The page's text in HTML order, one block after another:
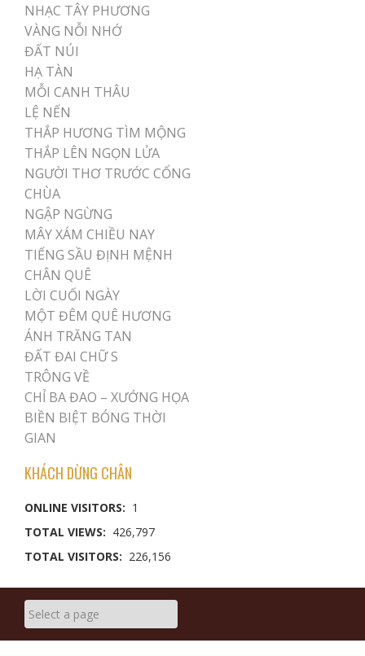
NHẠC TÂY PHƯƠNG
VÀNG NỖI NHỚ
ĐẤT NÚI
HẠ TÀN
MỖI CANH THÂU
LỆ NẾN
THẮP HƯƠNG TÌM MỘNG
THẮP LÊN NGỌN LỬA
NGƯỜI THƠ TRƯỚC CỔNG
CHÙA
NGẬP NGỪNG
MÂY XÁM CHIỀU NAY
TIẾNG SẦU ĐỊNH MỆNH
CHÂN QUÊ
LỜI CUỐI NGÀY
MỘT ĐÊM QUÊ HƯƠNG
ÁNH TRĂNG TAN
ĐẤT ĐAI CHỮ S
TRÔNG VỀ
CHỈ BA ĐAO – XƯỚNG HỌA
BIỀN BIỆT BÓNG THỜI
GIAN
KHÁCH DỪNG CHÂN
ONLINE VISITORS: 1
TOTAL VIEWS: 426,797
TOTAL VISITORS: 226,156